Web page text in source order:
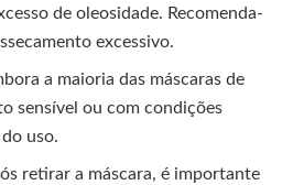
de oleosidade. Recomenda-
excessivo.
a maioria das máscaras de
sensível ou com condições
uso.
retirar a máscara, é importante